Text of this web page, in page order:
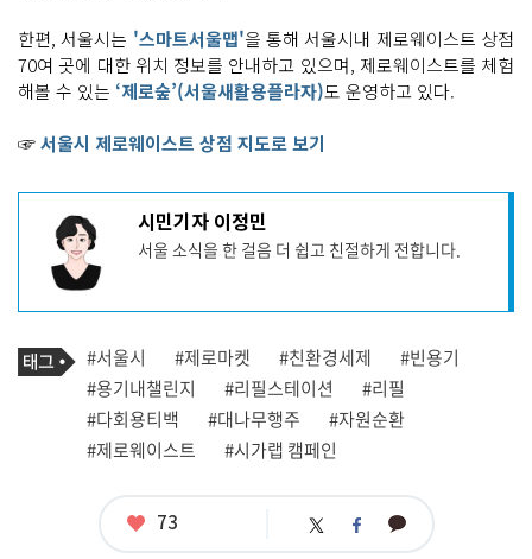
한편, 서울시는 '스마트서울맵'을 통해 서울시내 제로웨이스트 상점
70여 곳에 대한 위치 정보를 안내하고 있으며, 제로웨이스트를 체험
해볼 수 있는 ‘제로숲’(서울새활용플라자)도 운영하고 있다.
☞서울시 제로웨이스트 상점 지도로 보기
프
필
시민기자 이정민
서울 소식을 한 걸음 더 쉽고 친절하게 전합니다.
기
사
관
련
태
그
태
그
#서울시 #제로마켓 #친환경세제
#빈용기
#용기내챌린지
#리필스테이션
#리필
#다회용티백
#대나무행주
#자원순환
#제로웨이스트
#시가랩 캠페인
좋
73 트 페 카